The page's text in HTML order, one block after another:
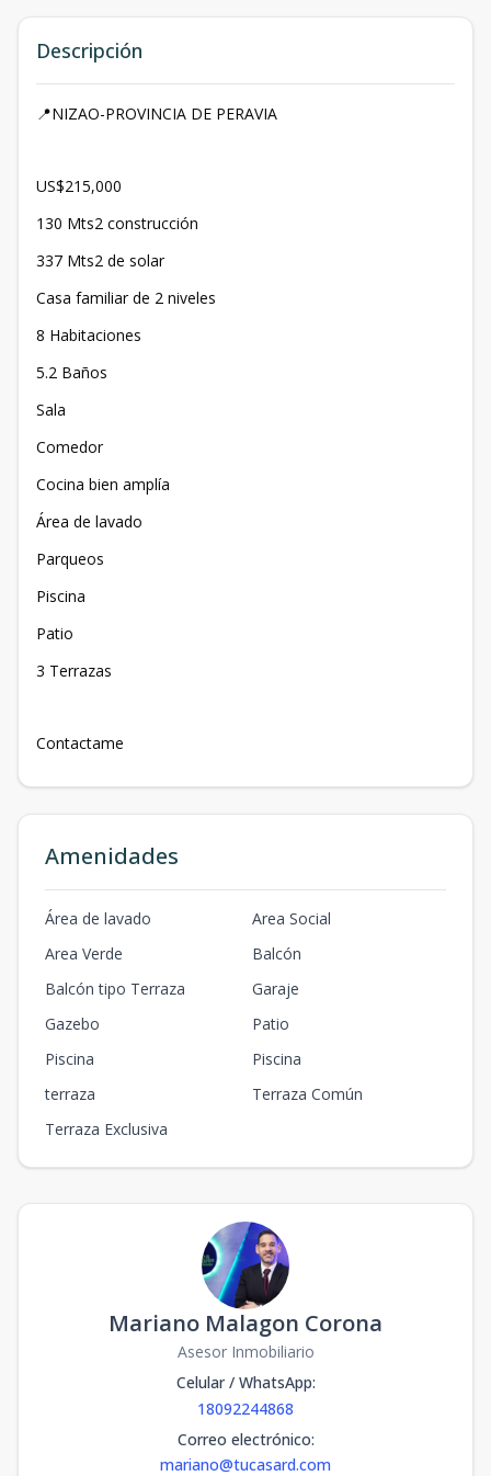
Descripción
📍NIZAO-PROVINCIA DE PERAVIA
US$215,000
130 Mts2 construcción
337 Mts2 de solar
Casa familiar de 2 niveles
8 Habitaciones
5.2 Baños
Sala
Comedor
Cocina bien amplía
Área de lavado
Parqueos
Piscina
Patio
3 Terrazas
Contactame
Amenidades
Área de lavado
Area Social
Area Verde
Balcón
Balcón tipo Terraza
Garaje
Gazebo
Patio
Piscina
Piscina
terraza
Terraza Común
Terraza Exclusiva
Mariano Malagon Corona
Asesor Inmobiliario
Celular / WhatsApp:
18092244868
Correo electrónico:
mariano@tucasard.com